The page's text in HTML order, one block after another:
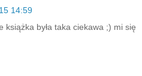
14:59
książka była taka ciekawa ;) mi się